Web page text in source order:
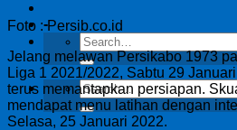
-
Foto : Persib.co.id
Jelang melawan Persikabo 1973
Liga 1 2021/2022, Sabtu 29
terus memantapkan persiapan.
mendapat menu latihan dengan
Selasa, 25 Januari 2022.